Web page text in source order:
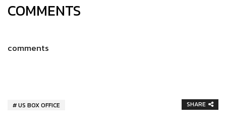
COMMENTS
comments
US BOX OFFICE SHARE